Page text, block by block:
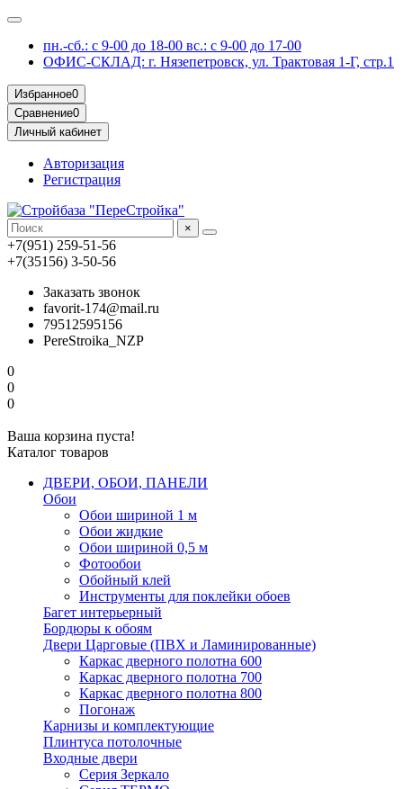
пн.-сб.: с 9-00 до 18-00 вс.: с 9-00 до 17-00
ОФИС-СКЛАД: г. Нязепетровск, ул. Трактовая 1-Г, стр.1
Избранное0
Сравнение0
Личный кабинет
Авторизация
Регистрация
×
+7(951) 259-51-56
+7(35156) 3-50-56
Заказать звонок
favorit-174@mail.ru
79512595156
PereStroika_NZP
0
0
0
Ваша корзина пуста!
Каталог товаров
ДВЕРИ, ОБОИ, ПАНЕЛИ
Обои
Обои шириной 1 м
Обои жидкие
Обои шириной 0,5 м
Фотообои
Обойный клей
Инструменты для поклейки обоев
Багет интерьерный
Бордюры к обоям
Двери Царговые (ПВХ и Ламинированные)
Каркас дверного полотна 600
Каркас дверного полотна 700
Каркас дверного полотна 800
Погонаж
Карнизы и комплектующие
Плинтуса потолочные
Входные двери
Серия Зеркало